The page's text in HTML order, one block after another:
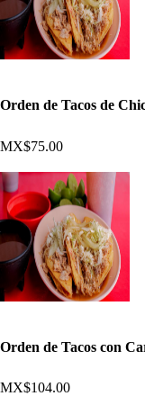
Orden de Tacos de
MX$75.00
Orden de Tacos con
MX$104.00